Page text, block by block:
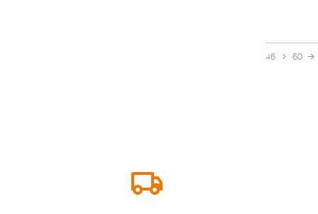
46 60